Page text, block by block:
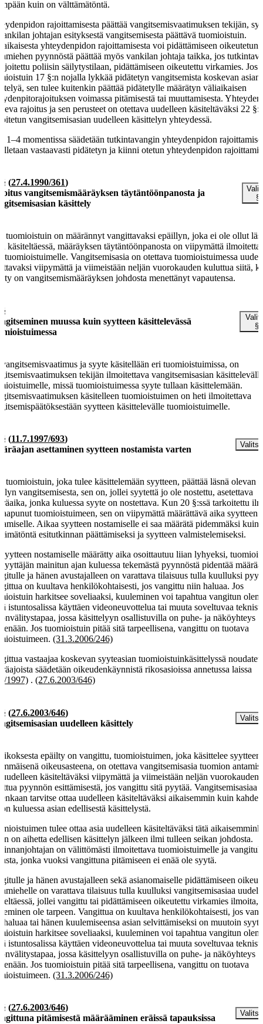
kuin on välttämätöntä.
rajoittamisesta päättää vangitsemisvaatimuksen tekijän,
johtajan esityksestä vangitsemisesta päättävä tuomioistuin.
yhteydenpidon rajoittamisesta voi pidättämiseen oikeutetun
pyynnöstä päättää myös vankilan johtaja taikka, jos
poliisin säilytystilaan, pidättämiseen oikeutettu virkamies. Jos
17 §:n nojalla lykkää pidätetyn vangitsemista koskevan asian
sen tulee kuitenkin päättää pidätetylle määrätyn väliaikaisen
voimassa pitämisestä tai muuttamisesta.
rajoitus ja sen perusteet on otettava uudelleen käsiteltäväksi 22
vangitsemisasian uudelleen käsittelyn yhteydessä.
1–4 momentissa säädetään tutkintavangin yhteydenpidon
vastaavasti pidätetyn ja kiinni otetun yhteydenpidon
(27.4.1990/361)
vangitsemismääräyksen täytäntöönpanosta ja
käsittely
§
tuomioistuin on määrännyt vangittavaksi epäillyn, joka ei ole ollut
käsiteltäessä, määräyksen täytäntöönpanosta on viipymättä
tuomioistuimelle. Vangitsemisasia on otettava tuomioistuimessa
viipymättä ja viimeistään neljän vuorokauden kuluttua siitä,
on vangitsemismääräyksen johdosta menettänyt vapautensa.
muussa kuin syytteen käsittelevässä
§
vangitsemisvaatimus ja syyte käsitellään eri tuomioistuimissa, on
tekijän ilmoitettava vangitsemisasian
missä tuomioistuimessa syyte tullaan käsittelemään.
käsitelleen tuomioistuimen on heti ilmoitettava
syytteen käsittelevälle tuomioistuimelle.
(11.7.1997/693)
asettaminen syytteen nostamista varten
tuomioistuin, joka tulee käsittelemään syytteen, päättää läsnä olevan
vangitsemisesta, sen on, jollei syytettä jo ole nostettu, asetettava
jonka kuluessa syyte on nostettava. Kun 20 §:ssä tarkoitettu
tuomioistuimeen, sen on viipymättä määrättävä aika syytteen
Aikaa syytteen nostamiselle ei saa määrätä pidemmäksi kuin
esitutkinnan päättämiseksi ja syytteen valmistelemiseksi.
syytteen nostamiselle määrätty aika osoittautuu liian lyhyeksi,
mainitun ajan kuluessa tekemästä pyynnöstä pidentää
ja hänen avustajalleen on varattava tilaisuus tulla kuulluksi
on kuultava henkilökohtaisesti, jos vangittu niin haluaa. Jos
harkitsee soveliaaksi, kuuleminen voi tapahtua vangitun
istuntosalissa käyttäen videoneuvottelua tai muuta soveltuvaa
jossa käsittelyyn osallistuvilla on puhe- ja näköyhteys
Jos tuomioistuin pitää sitä tarpeellisena, vangittu on tuotava
(31.3.2006/246)
vastaajaa koskevan syyteasian tuomioistuinkäsittelyssä
säädetään oikeudenkäynnistä rikosasioissa annetussa laissa
1997) . (27.6.2003/646)
(27.6.2003/646)
uudelleen käsittely
rikoksesta epäilty on vangittu, tuomioistuimen, joka käsittelee syytteen
oikeusasteena, on otettava vangitsemisasia tuomion
uudelleen käsiteltäväksi viipymättä ja viimeistään neljän vuorokauden
pyynnön esittämisestä, jos vangittu sitä pyytää. Vangitsemisasiaa
tarvitse ottaa uudelleen käsiteltäväksi aikaisemmin kuin kahden
kuluessa asian edellisestä käsittelystä.
tulee ottaa asia uudelleen käsiteltäväksi tätä
on aihetta edellisen käsittelyn jälkeen ilmi tulleen seikan johdosta.
on välittömästi ilmoitettava tuomioistuimelle ja
jonka vuoksi vangittuna pitämiseen ei enää ole syytä.
ja hänen avustajalleen sekä asianomaiselle pidättämiseen
on varattava tilaisuus tulla kuulluksi vangitsemisasiaa
jollei vangittu tai pidättämiseen oikeutettu virkamies ilmoita,
ole tarpeen. Vangittua on kuultava henkilökohtaisesti, jos
haluaa tai hänen kuulemiseensa asian selvittämiseksi on muutoin
harkitsee soveliaaksi, kuuleminen voi tapahtua vangitun
istuntosalissa käyttäen videoneuvottelua tai muuta soveltuvaa
jossa käsittelyyn osallistuvilla on puhe- ja näköyhteys
Jos tuomioistuin pitää sitä tarpeellisena, vangittu on tuotava
(31.3.2006/246)
(27.6.2003/646)
pitämisestä määrääminen eräissä tapauksissa